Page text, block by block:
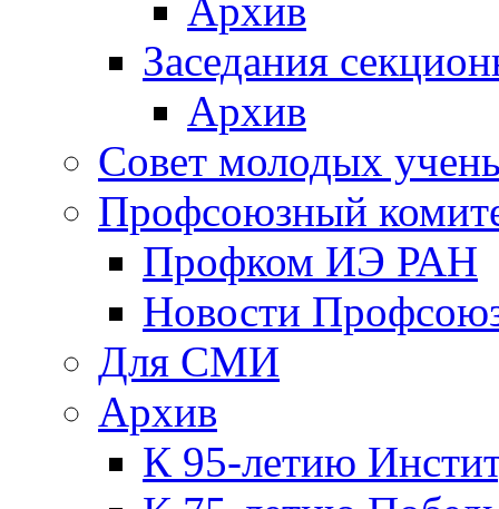
Архив
Заседания
Архив
Совет молодых
Профсоюзный
Профком ИЭ РАН
Новости
Для СМИ
Архив
К 95-летию